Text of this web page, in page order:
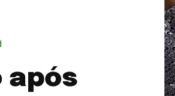
após